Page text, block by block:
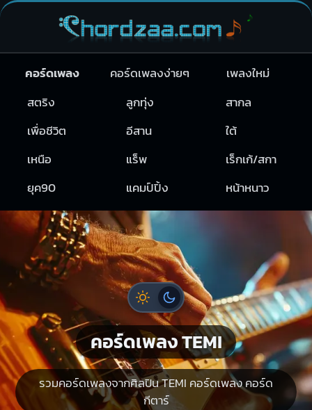
คอร์ดเพลง คอร์ดเพลงง่ายๆ
เพลงใหม่
สตริง
ลูกทุ่ง
สากล
เพื่อชีวิต
อีสาน
ใต้
เหนือ
แร็พ
เร็กเก้/สกา
ยุค90
แคมป์ปิ้ง หน้าหนาว
คอร์ดเพลง TEMI
รวมคอร์ดเพลงจากศิลปิน TEMI คอร์ดเพลง คอร์ด
กีตาร์